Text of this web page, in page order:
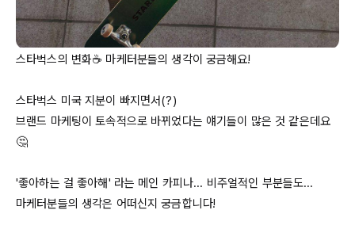
스타벅스의 변화☕ 마케터분들의 생각이 궁금해요!
스타벅스 미국 지분이 빠지면서(?)
브랜드 마케팅이 토속적으로 바뀌었다는 얘기들이 많은 것 같은데요
🤔
'좋아하는 걸 좋아해' 라는 메인 카피나... 비주얼적인 부분들도...
마케터분들의 생각은 어떠신지 궁금합니다!